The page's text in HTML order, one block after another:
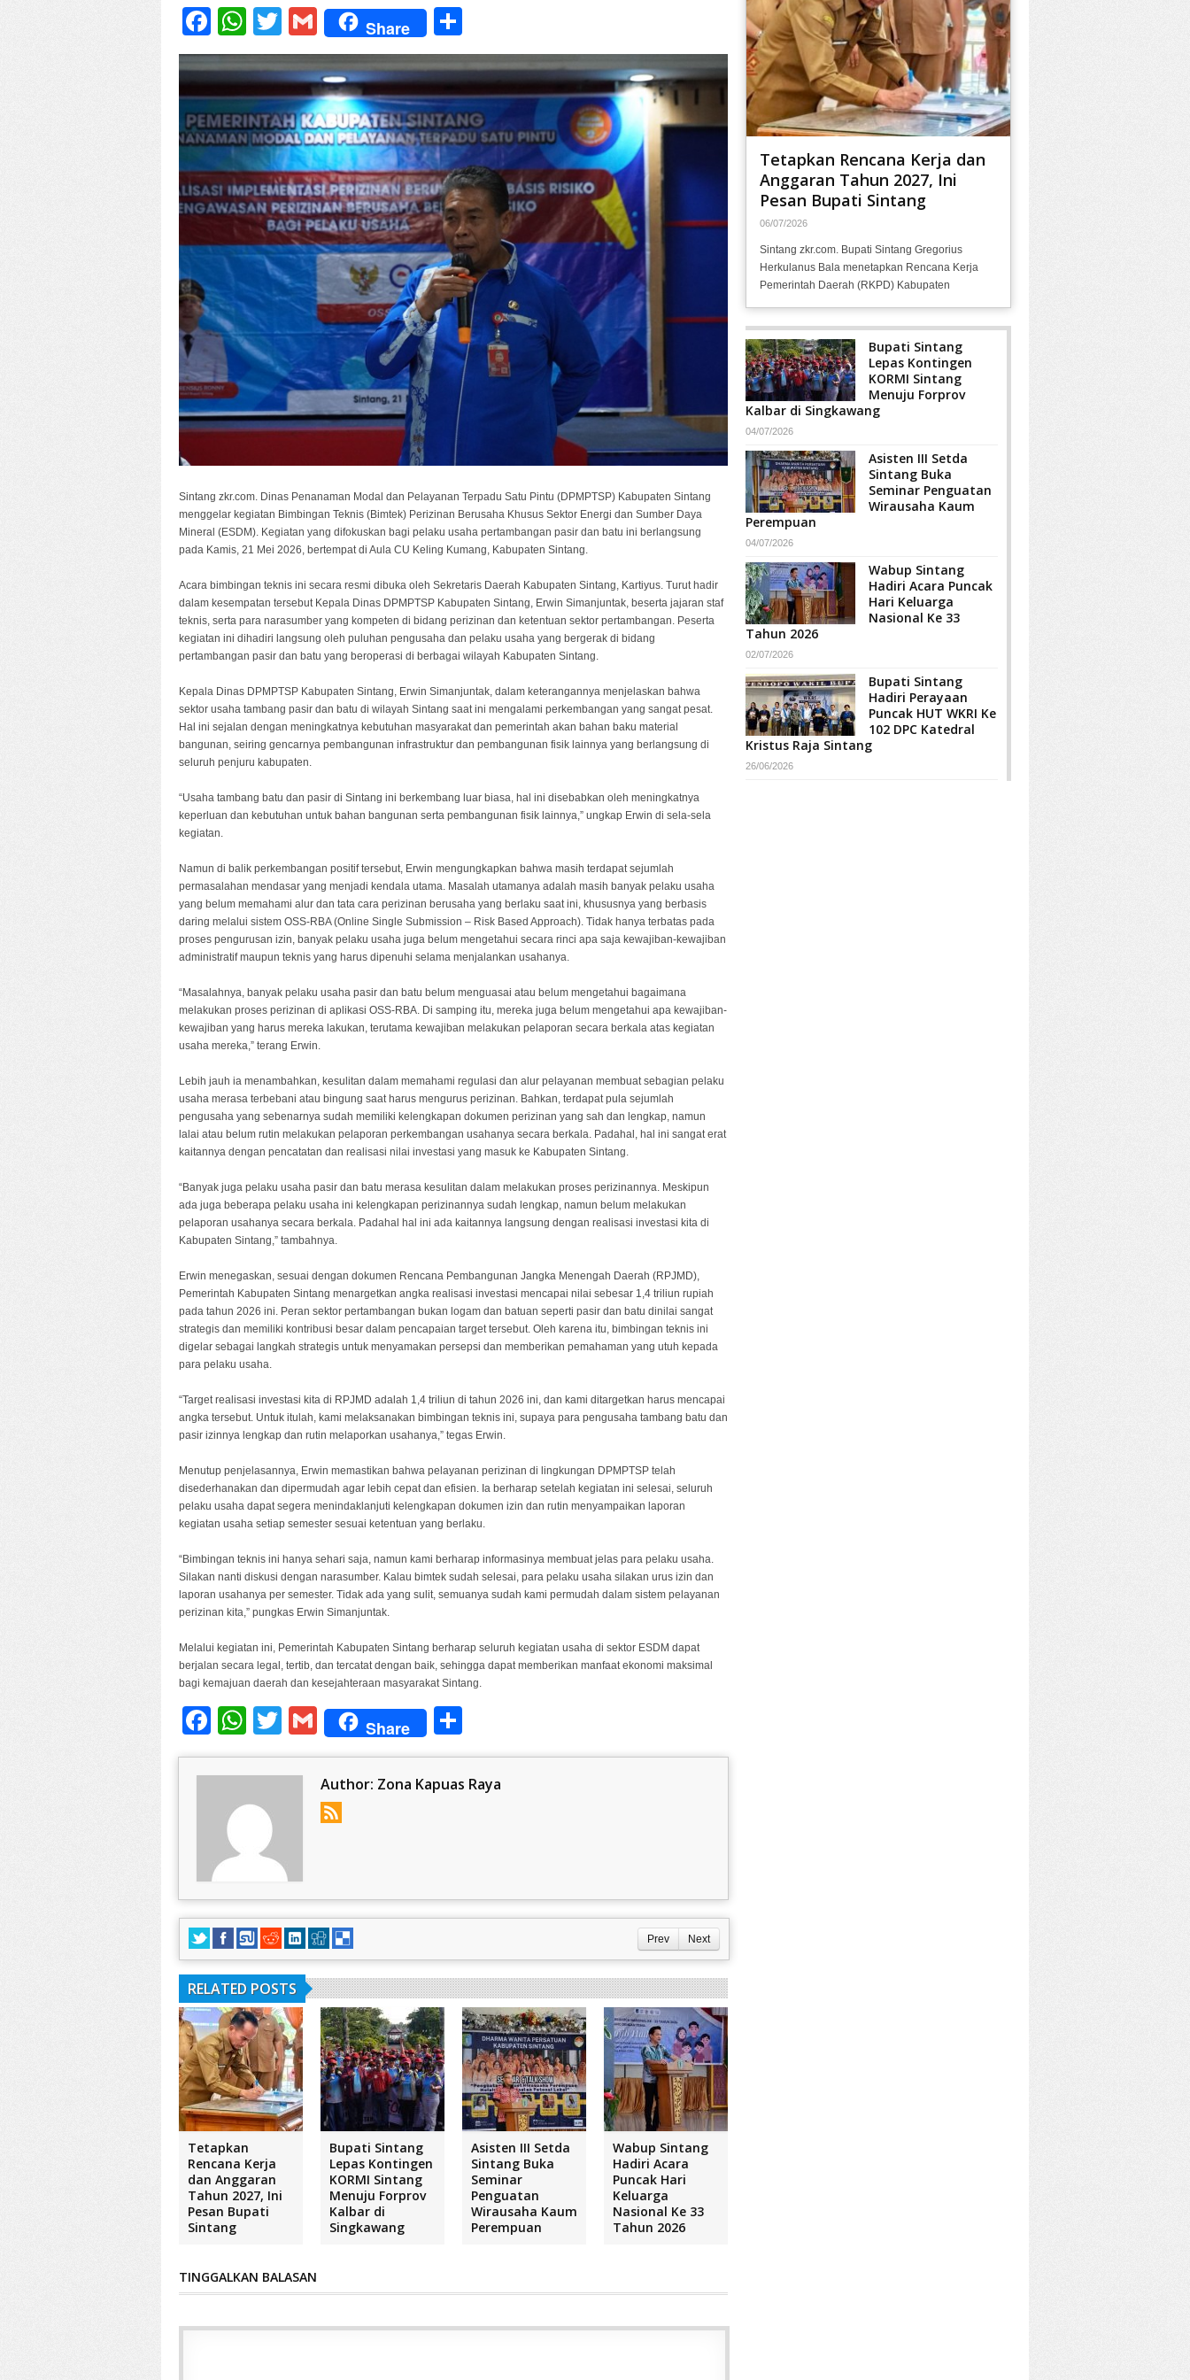
Facebook
WhatsApp
TwitterGmail
Share
Sintang zkr.com. Dinas Penanaman Modal dan Pelayanan Terpadu Satu Pintu (DPMPTSP) Kabupaten Sintang
menggelar kegiatan Bimbingan Teknis (Bimtek) Perizinan Berusaha Khusus Sektor Energi dan Sumber Daya
Mineral (ESDM). Kegiatan yang difokuskan bagi pelaku usaha pertambangan pasir dan batu ini berlangsung
pada Kamis, 21 Mei 2026, bertempat di Aula CU Keling Kumang, Kabupaten Sintang.
Acara bimbingan teknis ini secara resmi dibuka oleh Sekretaris Daerah Kabupaten Sintang, Kartiyus. Turut hadir
dalam kesempatan tersebut Kepala Dinas DPMPTSP Kabupaten Sintang, Erwin Simanjuntak, beserta jajaran staf
teknis, serta para narasumber yang kompeten di bidang perizinan dan ketentuan sektor pertambangan. Peserta
kegiatan ini dihadiri langsung oleh puluhan pengusaha dan pelaku usaha yang bergerak di bidang
pertambangan pasir dan batu yang beroperasi di berbagai wilayah Kabupaten Sintang.
Kepala Dinas DPMPTSP Kabupaten Sintang, Erwin Simanjuntak, dalam keterangannya menjelaskan bahwa
sektor usaha tambang pasir dan batu di wilayah Sintang saat ini mengalami perkembangan yang sangat pesat.
Hal ini sejalan dengan meningkatnya kebutuhan masyarakat dan pemerintah akan bahan baku material
bangunan, seiring gencarnya pembangunan infrastruktur dan pembangunan fisik lainnya yang berlangsung di
seluruh penjuru kabupaten.
“Usaha tambang batu dan pasir di Sintang ini berkembang luar biasa, hal ini disebabkan oleh meningkatnya
keperluan dan kebutuhan untuk bahan bangunan serta pembangunan fisik lainnya,” ungkap Erwin di sela-sela
kegiatan.
Namun di balik perkembangan positif tersebut, Erwin mengungkapkan bahwa masih terdapat sejumlah
permasalahan mendasar yang menjadi kendala utama. Masalah utamanya adalah masih banyak pelaku usaha
yang belum memahami alur dan tata cara perizinan berusaha yang berlaku saat ini, khususnya yang berbasis
daring melalui sistem OSS-RBA (Online Single Submission – Risk Based Approach). Tidak hanya terbatas pada
proses pengurusan izin, banyak pelaku usaha juga belum mengetahui secara rinci apa saja kewajiban-kewajiban
administratif maupun teknis yang harus dipenuhi selama menjalankan usahanya.
“Masalahnya, banyak pelaku usaha pasir dan batu belum menguasai atau belum mengetahui bagaimana
melakukan proses perizinan di aplikasi OSS-RBA. Di samping itu, mereka juga belum mengetahui apa kewajiban-
kewajiban yang harus mereka lakukan, terutama kewajiban melakukan pelaporan secara berkala atas kegiatan
usaha mereka,” terang Erwin.
Lebih jauh ia menambahkan, kesulitan dalam memahami regulasi dan alur pelayanan membuat sebagian pelaku
usaha merasa terbebani atau bingung saat harus mengurus perizinan. Bahkan, terdapat pula sejumlah
pengusaha yang sebenarnya sudah memiliki kelengkapan dokumen perizinan yang sah dan lengkap, namun
lalai atau belum rutin melakukan pelaporan perkembangan usahanya secara berkala. Padahal, hal ini sangat erat
kaitannya dengan pencatatan dan realisasi nilai investasi yang masuk ke Kabupaten Sintang.
“Banyak juga pelaku usaha pasir dan batu merasa kesulitan dalam melakukan proses perizinannya. Meskipun
ada juga beberapa pelaku usaha ini kelengkapan perizinannya sudah lengkap, namun belum melakukan
pelaporan usahanya secara berkala. Padahal hal ini ada kaitannya langsung dengan realisasi investasi kita di
Kabupaten Sintang,” tambahnya.
Erwin menegaskan, sesuai dengan dokumen Rencana Pembangunan Jangka Menengah Daerah (RPJMD),
Pemerintah Kabupaten Sintang menargetkan angka realisasi investasi mencapai nilai sebesar 1,4 triliun rupiah
pada tahun 2026 ini. Peran sektor pertambangan bukan logam dan batuan seperti pasir dan batu dinilai sangat
strategis dan memiliki kontribusi besar dalam pencapaian target tersebut. Oleh karena itu, bimbingan teknis ini
digelar sebagai langkah strategis untuk menyamakan persepsi dan memberikan pemahaman yang utuh kepada
para pelaku usaha.
“Target realisasi investasi kita di RPJMD adalah 1,4 triliun di tahun 2026 ini, dan kami ditargetkan harus mencapai
angka tersebut. Untuk itulah, kami melaksanakan bimbingan teknis ini, supaya para pengusaha tambang batu dan
pasir izinnya lengkap dan rutin melaporkan usahanya,” tegas Erwin.
Menutup penjelasannya, Erwin memastikan bahwa pelayanan perizinan di lingkungan DPMPTSP telah
disederhanakan dan dipermudah agar lebih cepat dan efisien. Ia berharap setelah kegiatan ini selesai, seluruh
pelaku usaha dapat segera menindaklanjuti kelengkapan dokumen izin dan rutin menyampaikan laporan
kegiatan usaha setiap semester sesuai ketentuan yang berlaku.
“Bimbingan teknis ini hanya sehari saja, namun kami berharap informasinya membuat jelas para pelaku usaha.
Silakan nanti diskusi dengan narasumber. Kalau bimtek sudah selesai, para pelaku usaha silakan urus izin dan
laporan usahanya per semester. Tidak ada yang sulit, semuanya sudah kami permudah dalam sistem pelayanan
perizinan kita,” pungkas Erwin Simanjuntak.
Melalui kegiatan ini, Pemerintah Kabupaten Sintang berharap seluruh kegiatan usaha di sektor ESDM dapat
berjalan secara legal, tertib, dan tercatat dengan baik, sehingga dapat memberikan manfaat ekonomi maksimal
bagi kemajuan daerah dan kesejahteraan masyarakat Sintang.
Facebook
WhatsApp
TwitterGmail
Share
Author: Zona Kapuas Raya
Prev Next
RELATED POSTS
Tetapkan
Rencana Kerja
dan Anggaran
Tahun 2027, Ini
Pesan Bupati
Sintang
Bupati Sintang
Lepas Kontingen
KORMI Sintang
Menuju Forprov
Kalbar di
Singkawang
Asisten III Setda
Sintang Buka
Seminar
Penguatan
Wirausaha Kaum
Perempuan
Wabup Sintang
Hadiri Acara
Puncak Hari
Keluarga
Nasional Ke 33
Tahun 2026
TINGGALKAN BALASAN
Tetapkan Rencana Kerja dan
Anggaran Tahun 2027, Ini
Pesan Bupati Sintang
06/07/2026
Sintang zkr.com. Bupati Sintang Gregorius
Herkulanus Bala menetapkan Rencana Kerja
Pemerintah Daerah (RKPD) Kabupaten
Bupati Sintang
Lepas Kontingen
KORMI Sintang
Menuju Forprov
Kalbar di Singkawang
04/07/2026
Asisten III Setda
Sintang Buka
Seminar Penguatan
Wirausaha Kaum
Perempuan
04/07/2026
Wabup Sintang
Hadiri Acara Puncak
Hari Keluarga
Nasional Ke 33
Tahun 2026
02/07/2026
Bupati Sintang
Hadiri Perayaan
Puncak HUT WKRI Ke
102 DPC Katedral
Kristus Raja Sintang
26/06/2026